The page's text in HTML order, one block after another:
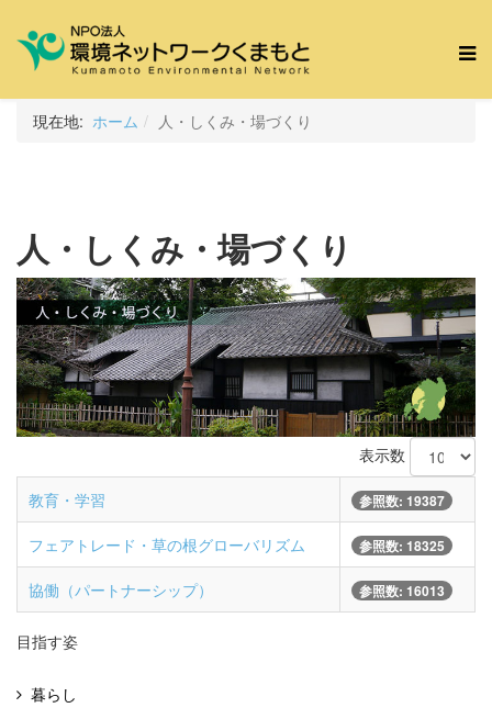
現在地: ホーム 人・しくみ・場づくり
人・しくみ・場づくり
表示数
教育・学習 参照数: 19387
フェアトレード・草の根グローバリズム 参照数: 18325
協働（パートナーシップ） 参照数: 16013
目指す姿
暮らし